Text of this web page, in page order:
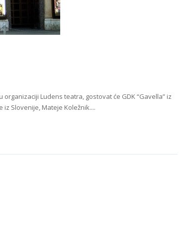
organizaciji Ludens teatra, gostovat će GDK “Gavella” iz
iz Slovenije, Mateje Koležnik....